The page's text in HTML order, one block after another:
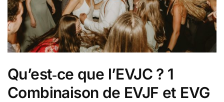
Qu’est‑ce que l’EVJC ? 1
Combinaison de EVJF et EVG